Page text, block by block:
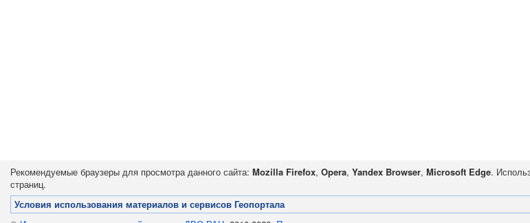
Рекомендуемые браузеры для просмотра данного сайта: Mozilla Firefox, Opera, Yandex Browser, Microsoft Edge.
страниц.
Условия использования материалов и сервисов Геопортала